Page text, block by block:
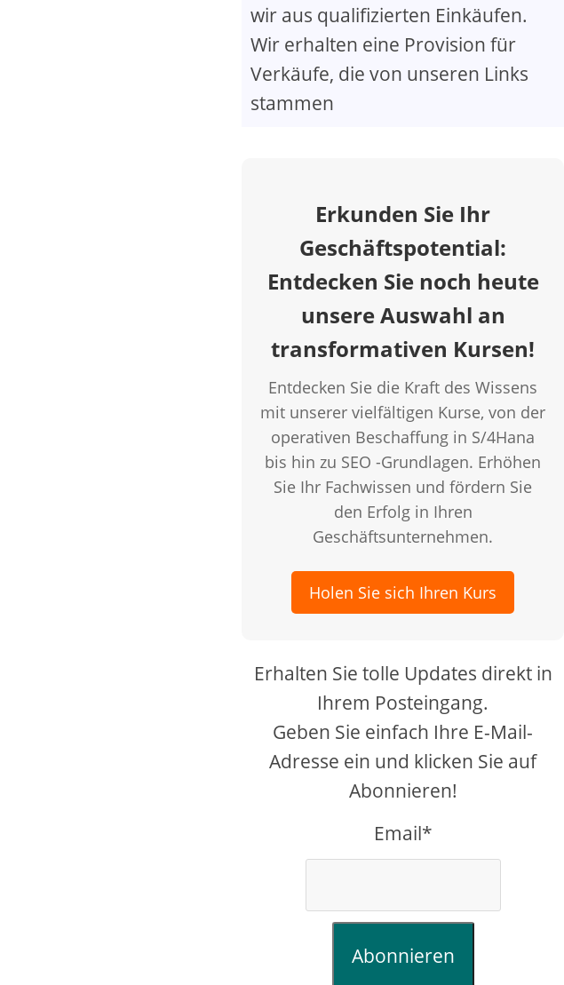
wir aus qualifizierten Einkäufen.
Wir erhalten eine Provision für
Verkäufe, die von unseren Links
stammen
Erkunden Sie Ihr
Geschäftspotential:
Entdecken Sie noch heute
unsere Auswahl an
transformativen Kursen!
Entdecken Sie die Kraft des Wissens
mit unserer vielfältigen Kurse, von der
operativen Beschaffung in S/4Hana
bis hin zu SEO -Grundlagen. Erhöhen
Sie Ihr Fachwissen und fördern Sie
den Erfolg in Ihren
Geschäftsunternehmen.
Holen Sie sich Ihren Kurs
Erhalten Sie tolle Updates direkt in
Ihrem Posteingang.
Geben Sie einfach Ihre E-Mail-
Adresse ein und klicken Sie auf
Abonnieren!
Email*
Abonnieren